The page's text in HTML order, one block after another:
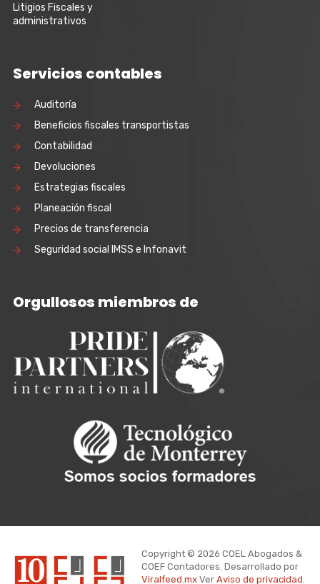
Litigios Fiscales y
administrativos
Servicios contables
Auditoría
Beneficios fiscales transportistas
Contabilidad
Devoluciones
Estrategias fiscales
Planeación fiscal
Precios de transferencia
Seguridad social IMSS e Infonavit
Orgullosos miembros de
Copyright © 2026 COEL Abogados &
COEF Contadores. Desarrollado por
Viralfeed.mxVer Aviso de privacidad.